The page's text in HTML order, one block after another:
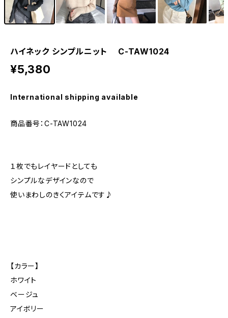
ハイネック シンプルニット C-TAW1024
¥5,380
International shipping available
商品番号：C-TAW1024
１枚でもレイヤードとしても
シンプルなデザインなので
使いまわしのきくアイテムです♪
【カラー】
ホワイト
ベージュ
アイボリー